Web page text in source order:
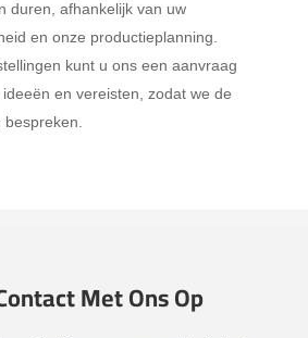
duren, afhankelijk van uw
en onze productieplanning.
kunt u ons een aanvraag
en vereisten, zodat we de
bespreken.
Met Ons Op